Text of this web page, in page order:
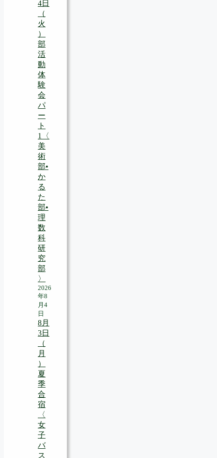
4日
（
火
）
部
活
動
体
験
会
パ
ー
ト
1〈
美
術
部•
か
る
た
部•
理
数
科
研
究
部
〉
2026
年8
月4
日
8月
3日
（
月
）
夏
季
合
宿
〈
女
子
バ
ス